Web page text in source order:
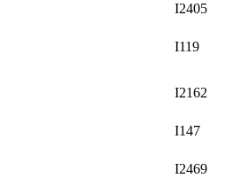
I2405
I119
I2162
I147
I2469